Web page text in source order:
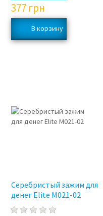
377 грн
Серебристый зажим для
денег Elite M021-02